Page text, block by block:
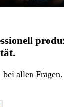
bei allen Fragen.